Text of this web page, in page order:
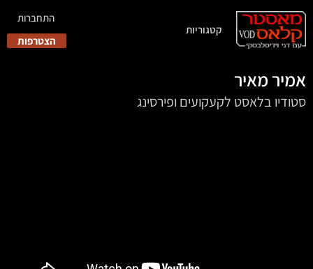
קטגוריות
התחברות
הצטרפות
אמיר מאיר
סטודיו בלאסט לקעקועים ופירסינג